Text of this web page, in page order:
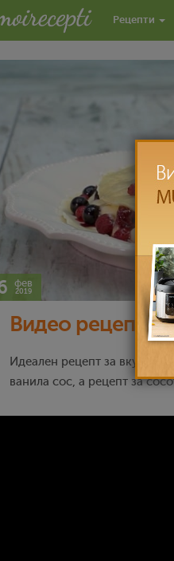
Рецепти
фев
2019
Видео рецепт:
Идеален рецепт за вкусни и
ванила сос, а рецепт за